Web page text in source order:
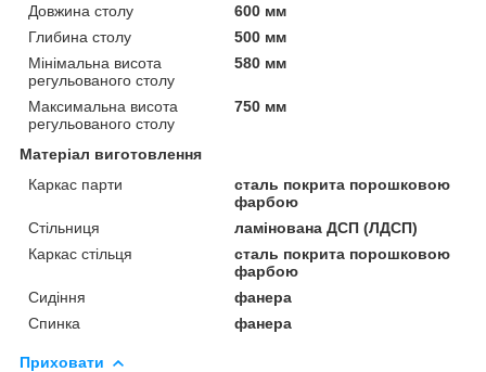
Довжина столу
600 мм
Глибина столу
500 мм
Мінімальна висота
регульованого столу
580 мм
Максимальна висота
регульованого столу
750 мм
Матеріал виготовлення
Каркас парти
сталь покрита порошковою
фарбою
Стільниця
ламінована ДСП (ЛДСП)
Каркас стільця
сталь покрита порошковою
фарбою
Сидіння
фанера
Спинка
фанера
Приховати